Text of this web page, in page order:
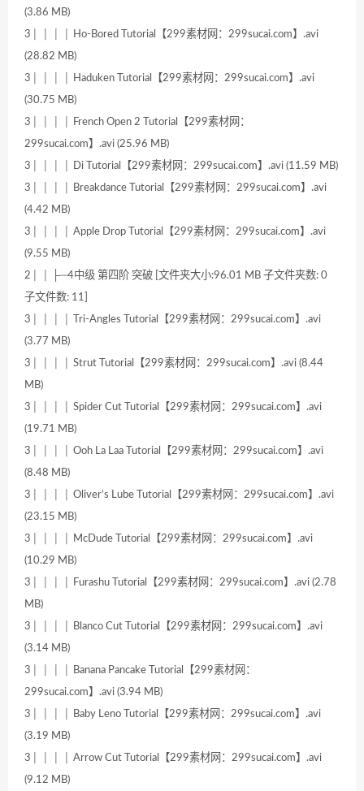
(3.86 MB)
3│ │ │ │ Ho-Bored Tutorial【299素材网：299sucai.com】.avi
(28.82 MB)
3│ │ │ │ Haduken Tutorial【299素材网：299sucai.com】.avi
(30.75 MB)
3│ │ │ │ French Open 2 Tutorial【299素材网：
299sucai.com】.avi (25.96 MB)
3│ │ │ │ Di Tutorial【299素材网：299sucai.com】.avi (11.59 MB)
3│ │ │ │ Breakdance Tutorial【299素材网：299sucai.com】.avi
(4.42 MB)
3│ │ │ │ Apple Drop Tutorial【299素材网：299sucai.com】.avi
(9.55 MB)
2│ │ ├─4中级 第四阶 突破 [文件夹大小:96.01 MB 子文件夹数: 0
子文件数: 11]
3│ │ │ │ Tri-Angles Tutorial【299素材网：299sucai.com】.avi
(3.77 MB)
3│ │ │ │ Strut Tutorial【299素材网：299sucai.com】.avi (8.44
MB)
3│ │ │ │ Spider Cut Tutorial【299素材网：299sucai.com】.avi
(19.71 MB)
3│ │ │ │ Ooh La Laa Tutorial【299素材网：299sucai.com】.avi
(8.48 MB)
3│ │ │ │ Oliver’s Lube Tutorial【299素材网：299sucai.com】.avi
(23.15 MB)
3│ │ │ │ McDude Tutorial【299素材网：299sucai.com】.avi
(10.29 MB)
3│ │ │ │ Furashu Tutorial【299素材网：299sucai.com】.avi (2.78
MB)
3│ │ │ │ Blanco Cut Tutorial【299素材网：299sucai.com】.avi
(3.14 MB)
3│ │ │ │ Banana Pancake Tutorial【299素材网：
299sucai.com】.avi (3.94 MB)
3│ │ │ │ Baby Leno Tutorial【299素材网：299sucai.com】.avi
(3.19 MB)
3│ │ │ │ Arrow Cut Tutorial【299素材网：299sucai.com】.avi
(9.12 MB)